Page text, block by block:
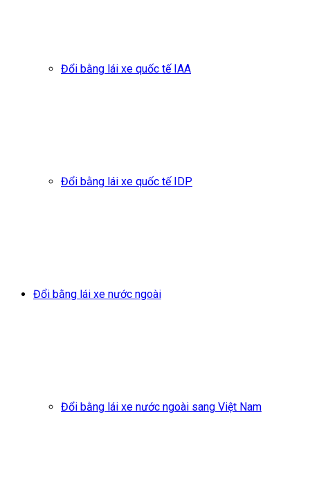
Đổi bằng lái xe quốc tế IAA
Đổi bằng lái xe quốc tế IDP
Đổi bằng lái xe nước ngoài
Đổi bằng lái xe nước ngoài sang Việt Nam